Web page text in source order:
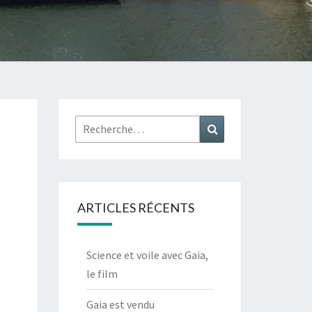
Rechercher :
ARTICLES RÉCENTS
Science et voile avec Gaia,
le film
Gaia est vendu